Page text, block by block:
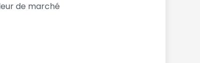
de marché